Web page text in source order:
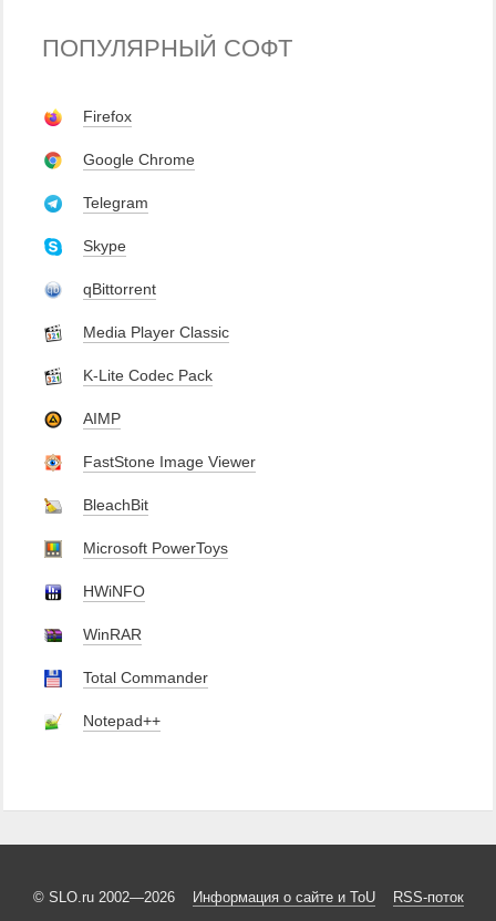
ПОПУЛЯРНЫЙ СОФТ
Firefox
Google Chrome
Telegram
Skype
qBittorrent
Media Player Classic
K-Lite Codec Pack
AIMP
FastStone Image Viewer
BleachBit
Microsoft PowerToys
HWiNFO
WinRAR
Total Commander
Notepad++
© SLO.ru 2002—2026 Информация о сайте и ToU RSS-поток